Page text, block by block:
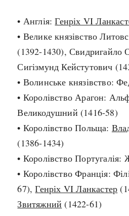
НОТА БЕНЕ
Рубрики
Архітектура і будівництво
Битви і війни
Катастрофи
Культура і мистецтво
Людина і суспільство
Наука, освіта і техніка
• Англія:Генріх VI
• Велике князівство
(1392-1430), Свидригайло
Сигізмунд Кейстутович
• Волинське князівство:
• Королівство Арагон:
Великодушний (1416-58)
• Королівство Польща:
(1386-1434)
• Королівство
• Королівство Франція:
67),Генріх VI Ланкастер
Звитяжний (1422-61)